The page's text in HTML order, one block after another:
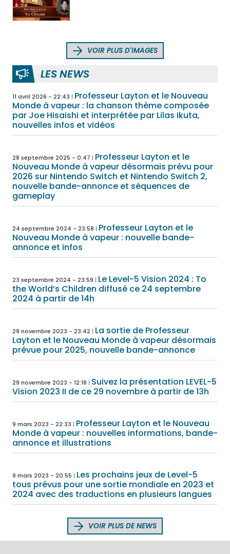
VOIR PLUS D'IMAGES
LES NEWS
11 avril 2026 - 22:43
Professeur Layton et le Nouveau
Monde à vapeur : la chanson thème composée
par Joe Hisaishi et interprétée par Lilas Ikuta,
nouvelles infos et vidéos
28 septembre 2025 - 0:47
Professeur Layton et le
Nouveau Monde à vapeur désormais prévu pour
2026 sur Nintendo Switch et Nintendo Switch 2,
nouvelle bande-annonce et séquences de
gameplay
24 septembre 2024 - 23:58
Professeur Layton et le
Nouveau Monde à vapeur : nouvelle bande-
annonce et infos
23 septembre 2024 - 23:59
Le Level-5 Vision 2024 : To
the World’s Children diffusé ce 24 septembre
2024 à partir de 14h
29 novembre 2023 - 23:42
La sortie de Professeur
Layton et le Nouveau Monde à vapeur désormais
prévue pour 2025, nouvelle bande-annonce
29 novembre 2023 - 12:18
Suivez la présentation LEVEL-5
Vision 2023 II de ce 29 novembre à partir de 13h
9 mars 2023 - 22:33
Professeur Layton et le Nouveau
Monde à vapeur : nouvelles informations, bande-
annonce et illustrations
9 mars 2023 - 20:55
Les prochains jeux de Level-5
tous prévus pour une sortie mondiale en 2023 et
2024 avec des traductions en plusieurs langues
VOIR PLUS DE NEWS